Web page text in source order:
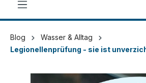
Blog
Wasser & Alltag
Legionellenprüfung - sie ist